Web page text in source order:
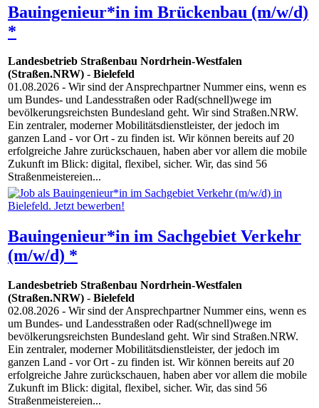
Bauingenieur*in im Brückenbau (m/w/d)
*
Landesbetrieb Straßenbau Nordrhein-Westfalen
(Straßen.NRW) - Bielefeld
01.08.2026 - Wir sind der Ansprechpartner Nummer eins, wenn es
um Bundes- und Landesstraßen oder Rad(schnell)wege im
bevölkerungsreichsten Bundesland geht. Wir sind Straßen.NRW.
Ein zentraler, moderner Mobilitätsdienstleister, der jedoch im
ganzen Land - vor Ort - zu finden ist. Wir können bereits auf 20
erfolgreiche Jahre zurückschauen, haben aber vor allem die mobile
Zukunft im Blick: digital, flexibel, sicher. Wir, das sind 56
Straßenmeistereien...
Bauingenieur*in im Sachgebiet Verkehr
(m/w/d) *
Landesbetrieb Straßenbau Nordrhein-Westfalen
(Straßen.NRW) - Bielefeld
02.08.2026 - Wir sind der Ansprechpartner Nummer eins, wenn es
um Bundes- und Landesstraßen oder Rad(schnell)wege im
bevölkerungsreichsten Bundesland geht. Wir sind Straßen.NRW.
Ein zentraler, moderner Mobilitätsdienstleister, der jedoch im
ganzen Land - vor Ort - zu finden ist. Wir können bereits auf 20
erfolgreiche Jahre zurückschauen, haben aber vor allem die mobile
Zukunft im Blick: digital, flexibel, sicher. Wir, das sind 56
Straßenmeistereien...